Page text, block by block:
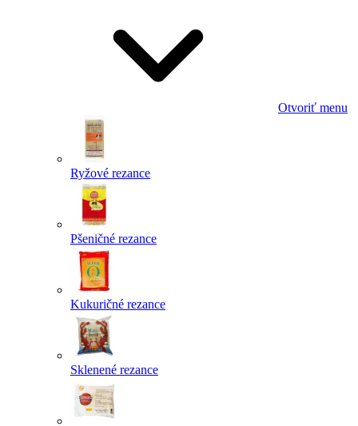
Otvoriť menu
Ryžové rezance
Pšeničné rezance
Kukuričné rezance
Sklenené rezance